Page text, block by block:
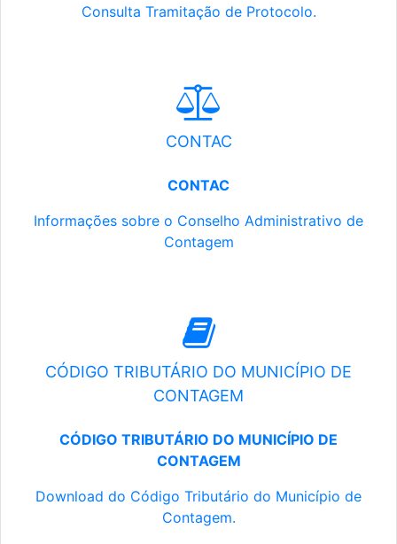
Consulta Tramitação de Protocolo.
CONTAC
CONTAC
Informações sobre o Conselho Administrativo de
Contagem
CÓDIGO TRIBUTÁRIO DO MUNICÍPIO DE
CONTAGEM
CÓDIGO TRIBUTÁRIO DO MUNICÍPIO DE
CONTAGEM
Download do Código Tributário do Município de
Contagem.